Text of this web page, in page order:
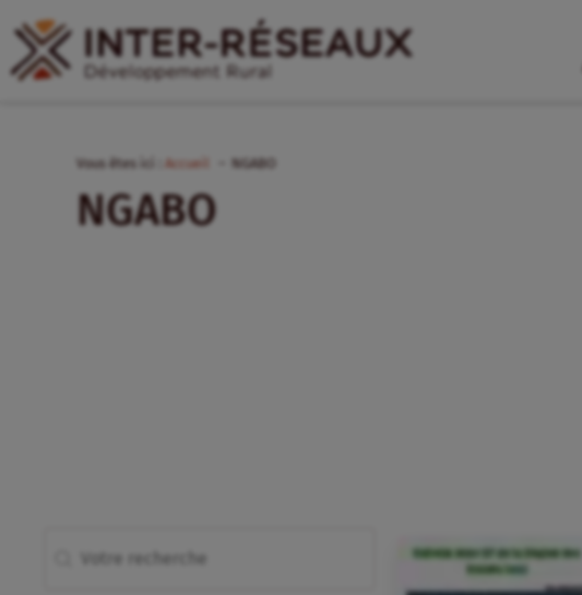
Vous êtes ici : Accueil NGABO
NGABO